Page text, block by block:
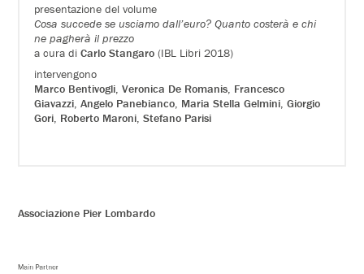
presentazione del volume
Cosa succede se usciamo dall’euro? Quanto costerà e chi
ne pagherà il prezzo
a cura diCarlo Stangaro (IBL Libri 2018)
intervengono
Marco Bentivogli ,Veronica De Romanis Francesco
Giavazzi ,Angelo Panebianco Maria Stella Gelmini ,Giorgio
Gori Roberto Maroni ,Stefano Parisi
Associazione Pier Lombardo